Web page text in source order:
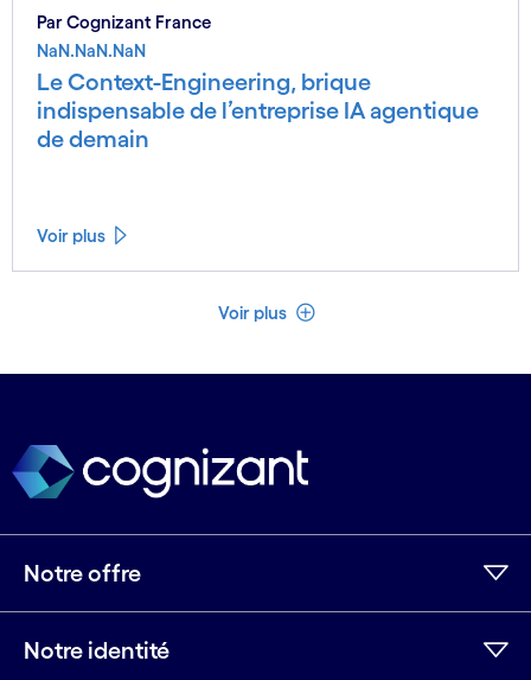
Par Cognizant France
NaN.NaN.NaN
Le Context-Engineering, brique
indispensable de l’entreprise IA agentique
de demain
Voir plus
Voir plus Voir moins
Notre offre
Notre identité